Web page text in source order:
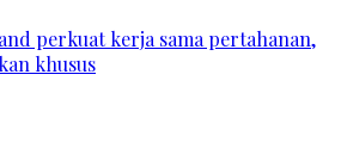
perkuat kerja sama pertahanan,
khusus